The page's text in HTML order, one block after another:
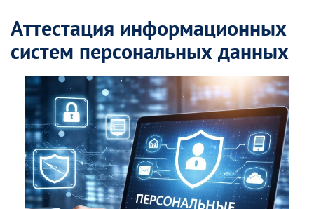
Аттестация информационных
систем персональных данных